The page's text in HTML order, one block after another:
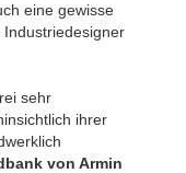
eine gewisse
Industriedesigner
sehr
ihrer
von Armin